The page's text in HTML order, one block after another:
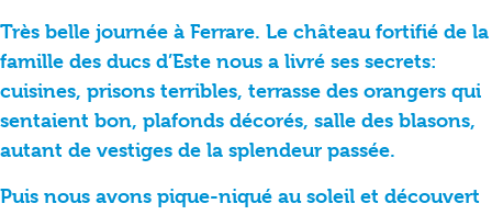
Très belle journée à Ferrare. Le château fortifié de la
famille des ducs d’Este nous a livré ses secrets:
cuisines, prisons terribles, terrasse des orangers qui
sentaient bon, plafonds décorés, salle des blasons,
autant de vestiges de la splendeur passée.
Puis nous avons pique-niqué au soleil et découvert